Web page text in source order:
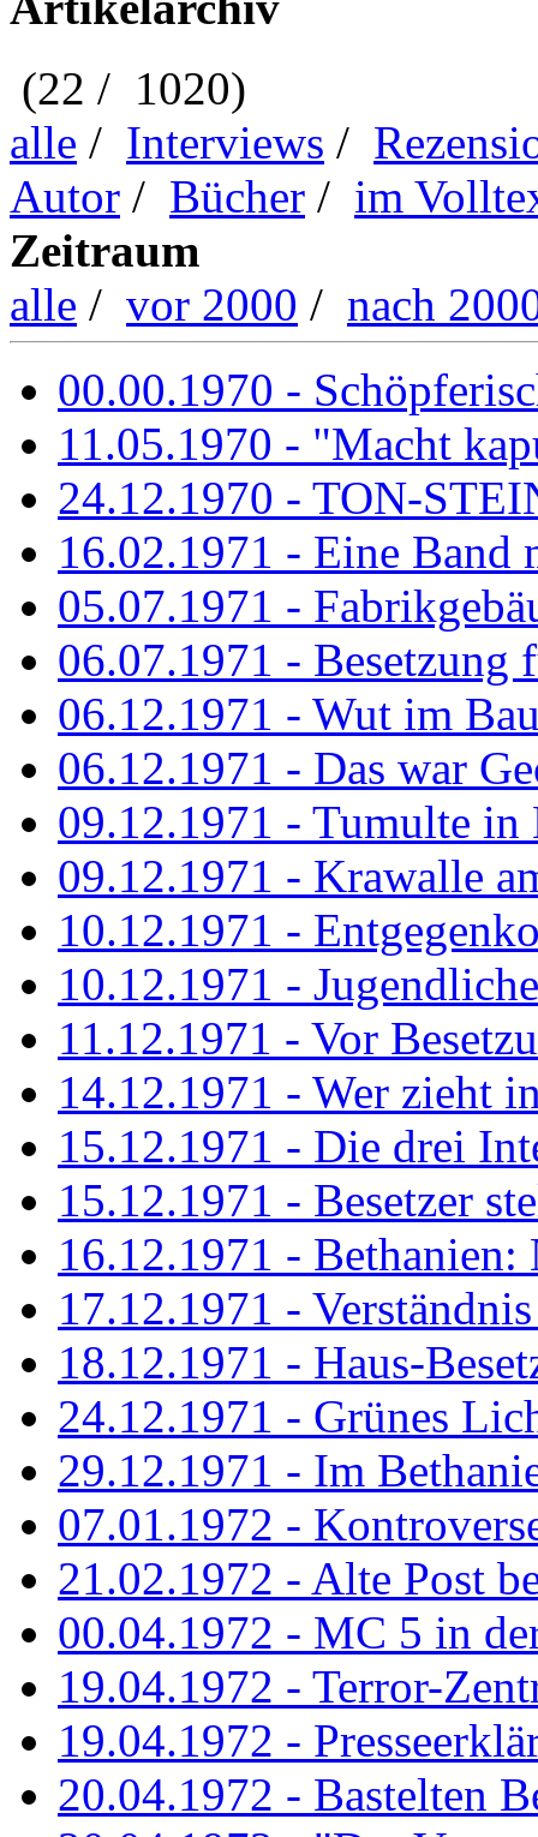
(22 / 1020)
alle / Interviews /
Autor / Bücher / im
Zeitraum
alle / vor 2000 / nach
00.00.1970 -
11.05.1970 - "Macht
24.12.1970 - TON-
16.02.1971 - Eine Band
05.07.1971 -
06.07.1971 - Besetzung
06.12.1971 - Wut im
06.12.1971 - Das war
09.12.1971 - Tumulte in
09.12.1971 - Krawalle
10.12.1971 -
10.12.1971 -
11.12.1971 - Vor
14.12.1971 - Wer zieht
15.12.1971 - Die drei
15.12.1971 - Besetzer
16.12.1971 - Bethanien:
17.12.1971 -
18.12.1971 - Haus-
24.12.1971 - Grünes
29.12.1971 - Im
07.01.1972 -
21.02.1972 - Alte Post
00.04.1972 - MC 5 in
19.04.1972 - Terror-
19.04.1972 -
20.04.1972 - Bastelten